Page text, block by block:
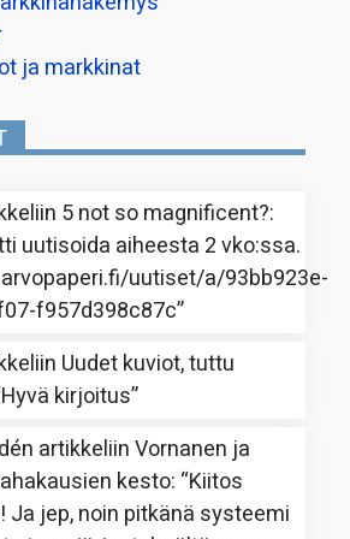
ja markkinat
5 not so magnificent?:
uutisoida aiheesta 2 vko:ssa.
uutiset/a/93bb923e-
f957d398c87c”
Uudet kuviot, tuttu
Hyvä kirjoitus”
artikkeliinVornanen ja
kesto: “Kiitos
Ja jep, noin pitkänä systeemi